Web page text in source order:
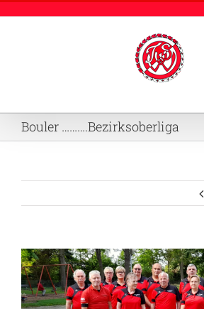
Bouler ……….Bezirksoberliga
Zeige
grösseres
Bild